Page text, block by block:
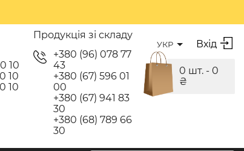
10
10
10
Продукція зі складу
+380 (96) 078 77
43
+380 (67) 596 01
00
+380 (67) 941 83
30
+380 (68) 789 66
30
УКР Вхід
0 шт. - 0
₴